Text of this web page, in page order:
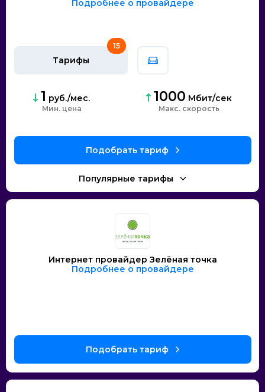
Подробнее о провайдере
Тарифы
15
1 руб./мес.
Мин. цена
1000 Мбит/сек
скорость
Интернет провайдер Зелёная точка
Подробнее о провайдере